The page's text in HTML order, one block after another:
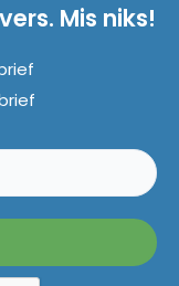
Mis niks!